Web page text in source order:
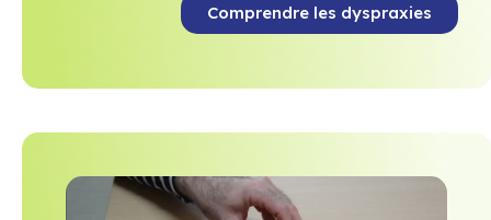
Comprendre les dyspraxies